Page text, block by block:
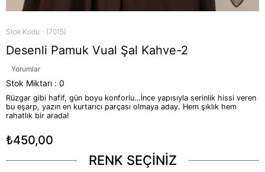
Stok Kodu (7015)
Desenli Pamuk Vual Şal Kahve-2
Yorumlar
Stok Miktarı : 0
Rüzgar gibi hafif, gün boyu konforlu…İnce yapısıyla serinlik hissi veren
bu eşarp, yazın en kurtarıcı parçası olmaya aday. Hem şıklık hem
rahatlık bir arada!
₺450,00
RENK SEÇİNİZ